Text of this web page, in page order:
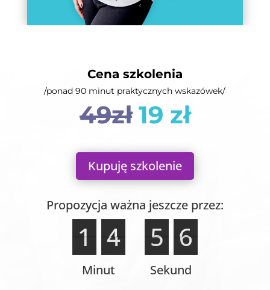
Cena szkolenia
/ponad 90 minut praktycznych wskazówek/
49zł 19 zł
Kupuję szkolenie
Propozycja ważna jeszcze przez:
1
1 4
4
Minut
5
5 6
5
5
6
Sekund